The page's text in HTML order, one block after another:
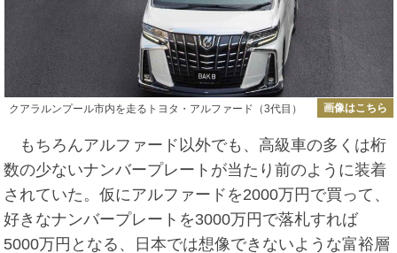
クアラルンプール市内を走るトヨタ・アルファード（3代目） 画像はこちら
もちろんアルファード以外でも、高級車の多くは桁
数の少ないナンバープレートが当たり前のように装着
されていた。仮にアルファードを2000万円で買って、
好きなナンバープレートを3000万円で落札すれば
5000万円となる、日本では想像できないような富裕層